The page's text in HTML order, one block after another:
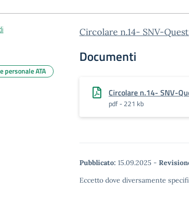
Circolare n.14- SNV-
Documenti
Circolare n.14- SNV-
pdf - 221 kb
Pubblicato: 15.09.2025 -
Eccetto dove diversamente
personale ATA